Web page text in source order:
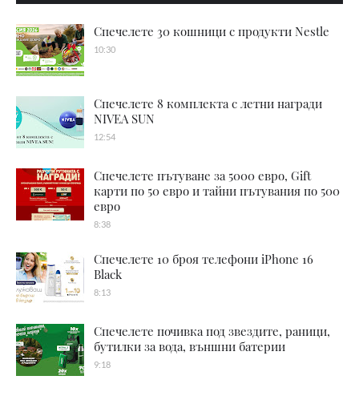
Спечелете 30 кошници с продукти Nestle
10:30
Спечелете 8 комплекта с летни награди
NIVEA SUN
12:54
Спечелете пътуване за 5000 евро, Gift
карти по 50 евро и тайни пътувания по 500
евро
8:38
Спечелете 10 броя телефони iPhone 16
Black
8:13
Спечелете почивка под звездите, раници,
бутилки за вода, външни батерии
9:18